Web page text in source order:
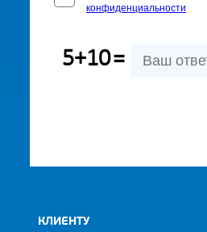
конфиденциальности
5+10=
КЛИЕНТУ